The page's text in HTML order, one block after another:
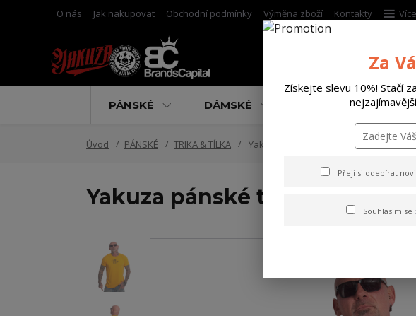
O nás Jak nakupovat Obchodní podmínky Výměna zboží Kontakty Více
PÁNSKÉ DÁMSKÉ
Úvod PÁNSKÉ TRIKA & TÍLKA Yakuza pánské tričko Crusher Regular
Yakuza pánské tričko
Za
Získejte slevu 10%! Stačí
Přeji si odebírat
Souhlasím se